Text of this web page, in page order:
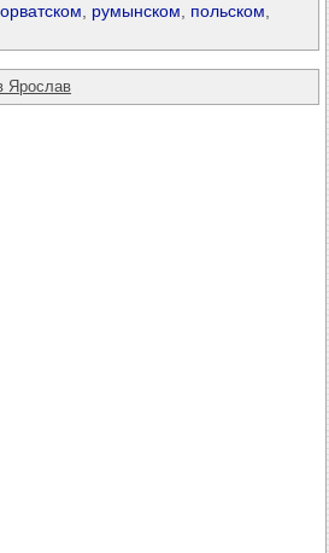
румынском польском
Ярослав